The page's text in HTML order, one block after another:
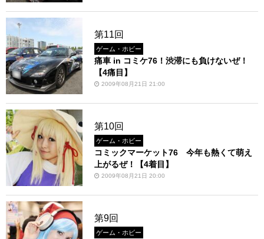
第11回
ゲーム・ホビー
痛車 in コミケ76！渋滞にも負けないぜ！
【4痛目】
2009年08月21日 21:00
第10回
ゲーム・ホビー
コミックマーケット76 今年も熱くて萌え
上がるぜ！【4着目】
2009年08月21日 20:00
第9回
ゲーム・ホビー